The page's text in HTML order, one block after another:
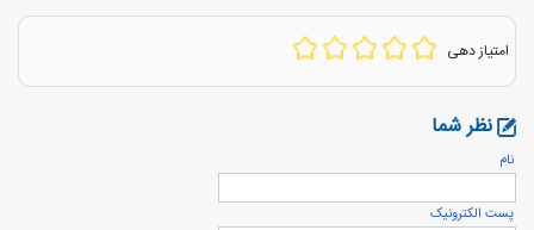
امتیاز دهی
نظر شما
نام
پست الكترونيک